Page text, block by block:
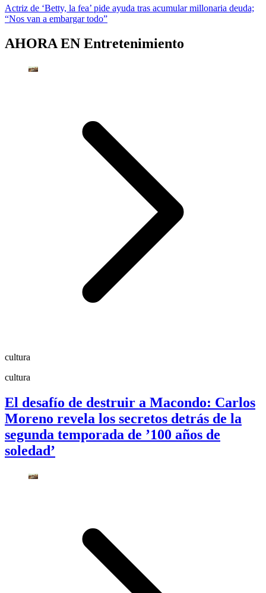
Actriz de ‘Betty, la fea’ pide ayuda tras acumular millonaria deuda;
“Nos van a embargar todo”
AHORA EN Entretenimiento
cultura
cultura
El desafío de destruir a Macondo: Carlos
Moreno revela los secretos detrás de la
segunda temporada de ’100 años de
soledad’